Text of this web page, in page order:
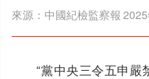
來源： 中國紀檢監察報
“黨中央三令五申嚴